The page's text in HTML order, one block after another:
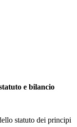
e bilancio
statuto dei principi